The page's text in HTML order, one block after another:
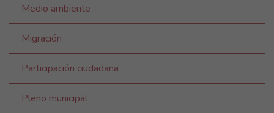
Medio ambiente
Migración
Participación ciudadana
Pleno municipal